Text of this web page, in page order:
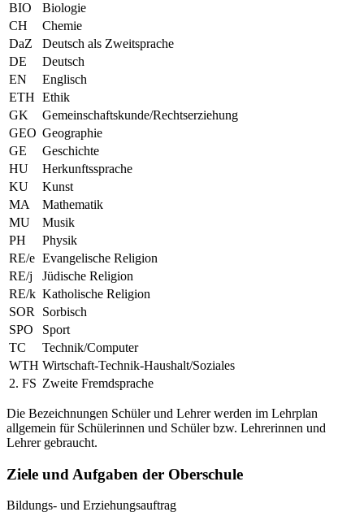
BIO
Biologie
CH
Chemie
DaZ
Deutsch als Zweitsprache
DE
Deutsch
EN
Englisch
ETH Ethik
GK
Gemeinschaftskunde/Rechtserziehung
GEO Geographie
GE
Geschichte
HU
Herkunftssprache
KU
Kunst
MA
Mathematik
MU
Musik
PH
Physik
RE/e Evangelische Religion
RE/j
Jüdische Religion
RE/k Katholische Religion
SOR
Sorbisch
SPO
Sport
TC
Technik/Computer
WTH Wirtschaft-Technik-Haushalt/Soziales
2. FS Zweite Fremdsprache
Die Bezeichnungen Schüler und Lehrer werden im Lehrplan
allgemein für Schülerinnen und Schüler bzw. Lehrerinnen und
Lehrer gebraucht.
Ziele und Aufgaben der Oberschule
Bildungs- und Erziehungsauftrag